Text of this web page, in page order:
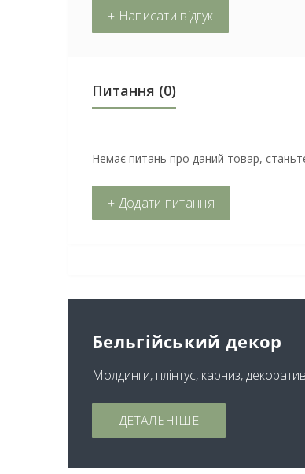
+ Написати відгук
Питання (0)
Немає питань про даний товар,
+ Додати питання
Бельгійський декор
Молдинги, плінтус, карниз,
ДЕТАЛЬНІШЕ